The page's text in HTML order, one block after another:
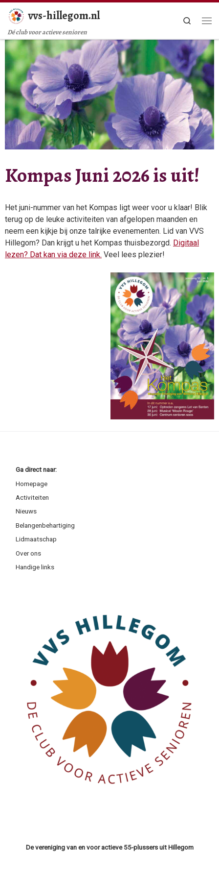
Ga naar inhoud
vvs-hillegom.nl
Dé club voor actieve senioren
Search
Kompas Juni 2026 is uit!
Het juni-nummer van het Kompas ligt weer voor u klaar! Blik
terug op de leuke activiteiten van afgelopen maanden en
neem een kijkje bij onze talrijke evenementen. Lid van VVS
Hillegom? Dan krijgt u het Kompas thuisbezorgd. Digitaal
lezen? Dat kan via deze link. Veel lees plezier!
Ga direct naar:
Homepage
Activiteiten
Nieuws
Belangenbehartiging
Lidmaatschap
Over ons
Handige links
De vereniging van en voor actieve 55-plussers uit Hillegom